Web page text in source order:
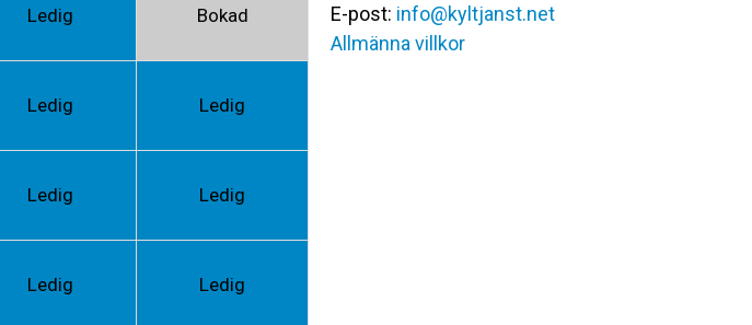
Ledig Bokad
Ledig Ledig
Ledig Ledig
Ledig Ledig
E-post: info@kyltjanst.net
Allmänna villkor